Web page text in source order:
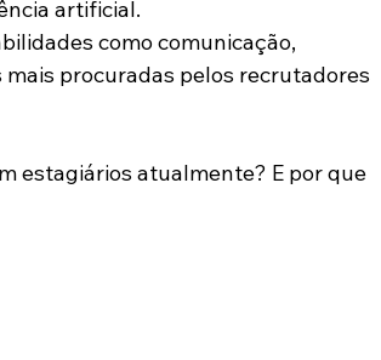
artificial.
como comunicação,
procuradas pelos recrutadores
estagiários atualmente? E por que